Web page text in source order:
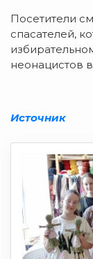
Посетители
спасателей,
неонацистов
Источник